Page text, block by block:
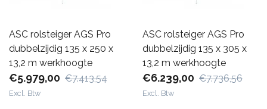
ASC rolsteiger AGS Pro
dubbelzijdig 135 x 250 x
13,2 m werkhoogte
€5.979,00 €7.413,54
Excl. Btw
ASC rolsteiger AGS Pro
dubbelzijdig 135 x 305 x
13,2 m werkhoogte
€6.239,00 €7.736,56
Excl. Btw